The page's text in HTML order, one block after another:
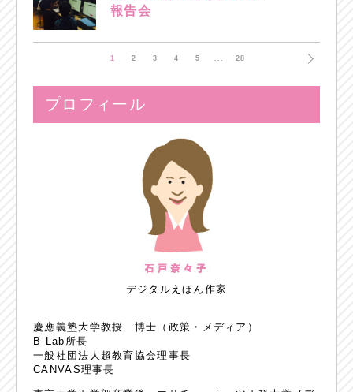
報告会
1 2 3 4 5 ... 28
プロフィール
デジタルえほん作家
慶應義塾大学教授 博士（政策・メディア）
B Lab所長
一般社団法人超教育協会理事長
CANVAS理事長